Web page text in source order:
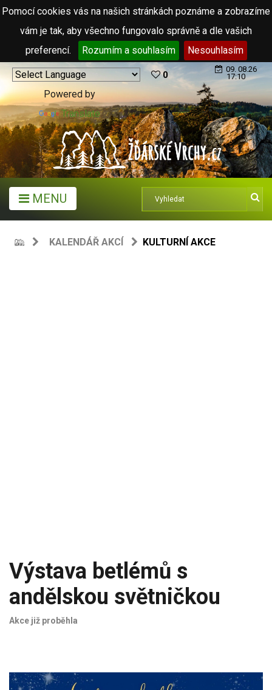
Pomocí cookies vás na našich stránkách poznáme a zobrazíme
vám je tak, aby všechno fungovalo správně a dle vašich
preferencí.
Rozumím a souhlasím Nesouhlasím
Powered by
Translate
0
09. 08.26
17:10
MENU
KALENDÁŘ AKCÍ KULTURNÍ AKCE
Výstava betlémů s
andělskou světničkou
Akce již proběhla